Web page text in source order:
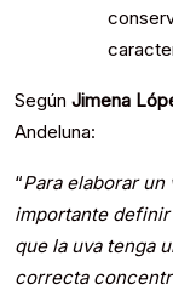
Según Jimena
Andeluna:
“Para elaborar un
importante
que la uva tenga
correcta